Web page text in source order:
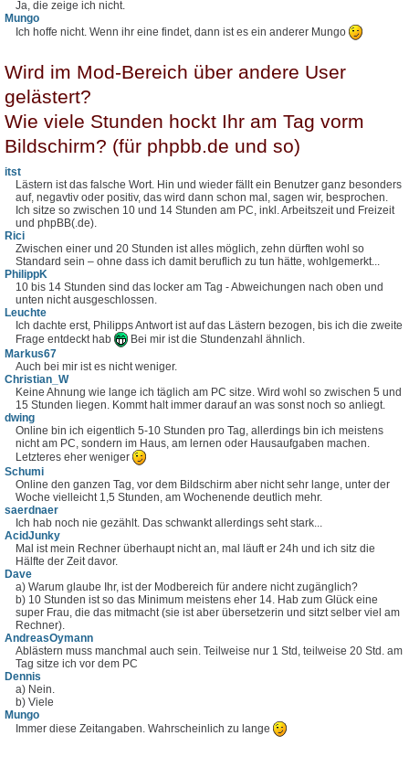
Ja, die zeige ich nicht.
Mungo
Ich hoffe nicht. Wenn ihr eine findet, dann ist es ein anderer Mungo
Wird im Mod-Bereich über andere User
gelästert?
Wie viele Stunden hockt Ihr am Tag vorm
Bildschirm? (für phpbb.de und so)
itst
Lästern ist das falsche Wort. Hin und wieder fällt ein Benutzer ganz besonders
auf, negavtiv oder positiv, das wird dann schon mal, sagen wir, besprochen.
Ich sitze so zwischen 10 und 14 Stunden am PC, inkl. Arbeitszeit und Freizeit
und phpBB(.de).
Rici
Zwischen einer und 20 Stunden ist alles möglich, zehn dürften wohl so
Standard sein – ohne dass ich damit beruflich zu tun hätte, wohlgemerkt...
PhilippK
10 bis 14 Stunden sind das locker am Tag - Abweichungen nach oben und
unten nicht ausgeschlossen.
Leuchte
Ich dachte erst, Philipps Antwort ist auf das Lästern bezogen, bis ich die zweite
Frage entdeckt hab
Bei mir ist die Stundenzahl ähnlich.
Markus67
Auch bei mir ist es nicht weniger.
Christian_W
Keine Ahnung wie lange ich täglich am PC sitze. Wird wohl so zwischen 5 und
15 Stunden liegen. Kommt halt immer darauf an was sonst noch so anliegt.
dwing
Online bin ich eigentlich 5-10 Stunden pro Tag, allerdings bin ich meistens
nicht am PC, sondern im Haus, am lernen oder Hausaufgaben machen.
Letzteres eher weniger
Schumi
Online den ganzen Tag, vor dem Bildschirm aber nicht sehr lange, unter der
Woche vielleicht 1,5 Stunden, am Wochenende deutlich mehr.
saerdnaer
Ich hab noch nie gezählt. Das schwankt allerdings seht stark...
AcidJunky
Mal ist mein Rechner überhaupt nicht an, mal läuft er 24h und ich sitz die
Hälfte der Zeit davor.
Dave
a) Warum glaube Ihr, ist der Modbereich für andere nicht zugänglich?
b) 10 Stunden ist so das Minimum meistens eher 14. Hab zum Glück eine
super Frau, die das mitmacht (sie ist aber übersetzerin und sitzt selber viel am
Rechner).
AndreasOymann
Ablästern muss manchmal auch sein. Teilweise nur 1 Std, teilweise 20 Std. am
Tag sitze ich vor dem PC
Dennis
a) Nein.
b) Viele
Mungo
Immer diese Zeitangaben. Wahrscheinlich zu lange